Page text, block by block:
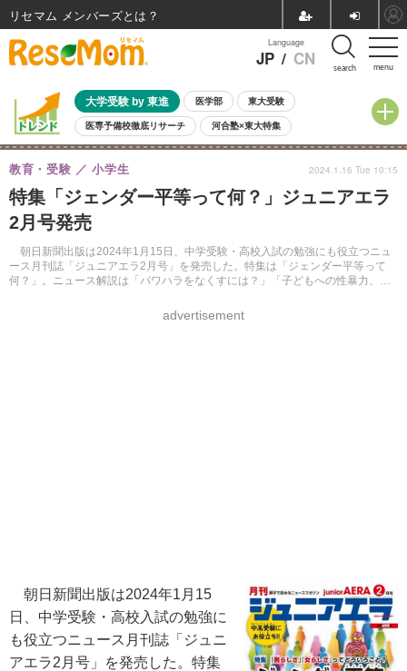
menu
Language
JP / CN search
大学受験 by 東進 医学部 東大受験
医専予備校徹底リサーチ 河合塾×東大特集
親子で考える大学選び 高校受験 中学受験 小学校受験
共通テスト 夏休み
8月開催イベント・WS 全国公立高校 過去問 人気記事
自由研究教材（小学生向け）
特集「ジェンダー平等って何？」ジュニアエラ
2月号発売
朝日新聞出版は2024年1月15日、中学受験・高校入試の勉強にも役立つニュ
ース月刊誌「ジュニアエラ2月号」を発売した。特集は「ジェンダー平等って
何？」。ニュース解説は「パワハラをなくすには？」「子どもへの性暴力、ど
教育・受験 小学生
advertisement
2024.1.16 Tue 10:15
朝日新聞出版は2024年1月15
日、中学受験・高校入試の勉強に
も役立つニュース月刊誌「ジュニ
アエラ2月号」を発売した。特集
リセマム メンバーズ